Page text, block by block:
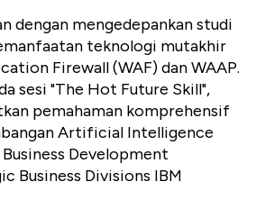
dengan mengedepankan studi
teknologi mutakhir
Firewall (WAF) dan WAAP.
sesi "The Hot Future Skill",
pemahaman komprehensif
Artificial Intelligence
Business Development
Business Divisions IBM